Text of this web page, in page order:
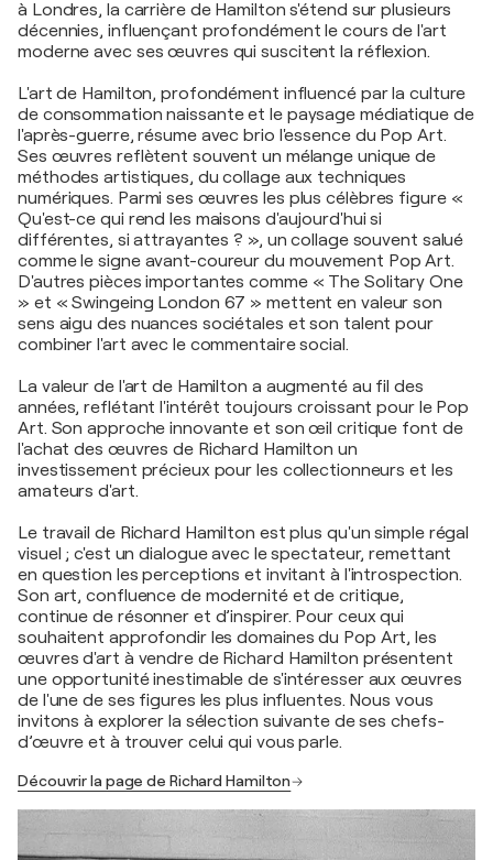
à Londres, la carrière de Hamilton s'étend sur plusieurs
décennies, influençant profondément le cours de l'art
moderne avec ses œuvres qui suscitent la réflexion.
L'art de Hamilton, profondément influencé par la culture
de consommation naissante et le paysage médiatique de
l'après-guerre, résume avec brio l'essence du Pop Art.
Ses œuvres reflètent souvent un mélange unique de
méthodes artistiques, du collage aux techniques
numériques. Parmi ses œuvres les plus célèbres figure «
Qu'est-ce qui rend les maisons d'aujourd'hui si
différentes, si attrayantes ? », un collage souvent salué
comme le signe avant-coureur du mouvement Pop Art.
D'autres pièces importantes comme « The Solitary One
» et « Swingeing London 67 » mettent en valeur son
sens aigu des nuances sociétales et son talent pour
combiner l'art avec le commentaire social.
La valeur de l'art de Hamilton a augmenté au fil des
années, reflétant l'intérêt toujours croissant pour le Pop
Art. Son approche innovante et son œil critique font de
l'achat des œuvres de Richard Hamilton un
investissement précieux pour les collectionneurs et les
amateurs d'art.
Le travail de Richard Hamilton est plus qu'un simple régal
visuel ; c'est un dialogue avec le spectateur, remettant
en question les perceptions et invitant à l'introspection.
Son art, confluence de modernité et de critique,
continue de résonner et d’inspirer. Pour ceux qui
souhaitent approfondir les domaines du Pop Art, les
œuvres d'art à vendre de Richard Hamilton présentent
une opportunité inestimable de s'intéresser aux œuvres
de l'une de ses figures les plus influentes. Nous vous
invitons à explorer la sélection suivante de ses chefs-
d’œuvre et à trouver celui qui vous parle.
Découvrir la page de Richard Hamilton